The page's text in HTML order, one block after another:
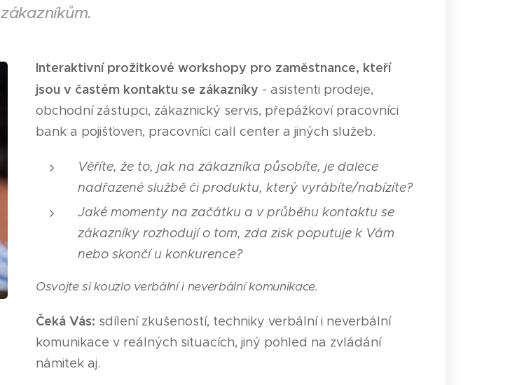
zákazníkům.
Interaktivní prožitkové workshopy pro zaměstnance, kteří
jsou v častém kontaktu se zákazníky - asistenti prodeje,
obchodní zástupci, zákaznický servis, přepážkoví pracovníci
bank a pojišťoven, pracovníci call center a jiných služeb.
Věříte, že to, jak na zákazníka působíte, je dalece
nadřazené službě či produktu, který vyrábíte/nabízíte?
Jaké momenty na začátku a v průběhu kontaktu se
zákazníky rozhodují o tom, zda zisk poputuje k Vám
nebo skončí u konkurence?
Osvojte si kouzlo verbální i neverbální komunikace.
Čeká Vás: sdílení zkušeností, techniky verbální i neverbální
komunikace v reálných situacích, jiný pohled na zvládání
námitek aj.